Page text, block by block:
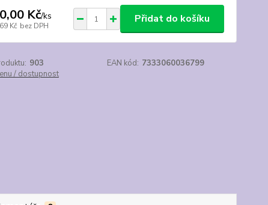
Kč/ks
Kč bez DPH
Přidat do košíku
903 EAN kód: 7333060036799
/ dostupnost